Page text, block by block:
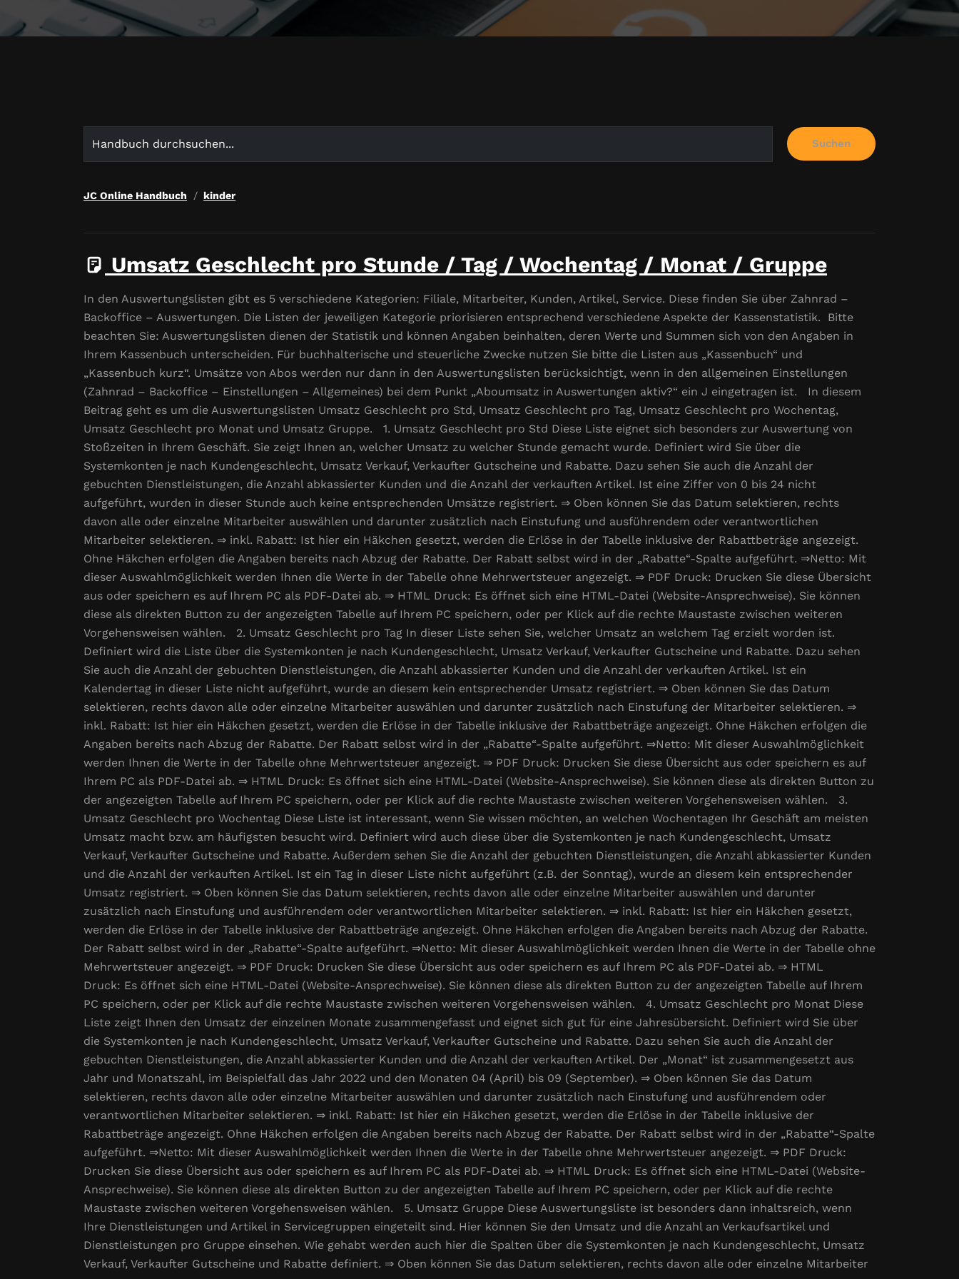
for:
Suchen
JC Online Handbuch kinder
Umsatz Geschlecht pro Stunde / Tag / Wochentag / Monat / Gruppe
In den Auswertungslisten gibt es 5 verschiedene Kategorien: Filiale, Mitarbeiter, Kunden, Artikel, Service. Diese finden Sie über Zahnrad –
Backoffice – Auswertungen. Die Listen der jeweiligen Kategorie priorisieren entsprechend verschiedene Aspekte der Kassenstatistik. Bitte
beachten Sie: Auswertungslisten dienen der Statistik und können Angaben beinhalten, deren Werte und Summen sich von den Angaben in
Ihrem Kassenbuch unterscheiden. Für buchhalterische und steuerliche Zwecke nutzen Sie bitte die Listen aus „Kassenbuch“ und
„Kassenbuch kurz“. Umsätze von Abos werden nur dann in den Auswertungslisten berücksichtigt, wenn in den allgemeinen Einstellungen
(Zahnrad – Backoffice – Einstellungen – Allgemeines) bei dem Punkt „Aboumsatz in Auswertungen aktiv?“ ein J eingetragen ist. In diesem
Beitrag geht es um die Auswertungslisten Umsatz Geschlecht pro Std, Umsatz Geschlecht pro Tag, Umsatz Geschlecht pro Wochentag,
Umsatz Geschlecht pro Monat und Umsatz Gruppe. 1. Umsatz Geschlecht pro Std Diese Liste eignet sich besonders zur Auswertung von
Stoßzeiten in Ihrem Geschäft. Sie zeigt Ihnen an, welcher Umsatz zu welcher Stunde gemacht wurde. Definiert wird Sie über die
Systemkonten je nach Kundengeschlecht, Umsatz Verkauf, Verkaufter Gutscheine und Rabatte. Dazu sehen Sie auch die Anzahl der
gebuchten Dienstleistungen, die Anzahl abkassierter Kunden und die Anzahl der verkauften Artikel. Ist eine Ziffer von 0 bis 24 nicht
aufgeführt, wurden in dieser Stunde auch keine entsprechenden Umsätze registriert. ⇒ Oben können Sie das Datum selektieren, rechts
davon alle oder einzelne Mitarbeiter auswählen und darunter zusätzlich nach Einstufung und ausführendem oder verantwortlichen
Mitarbeiter selektieren. ⇒ inkl. Rabatt: Ist hier ein Häkchen gesetzt, werden die Erlöse in der Tabelle inklusive der Rabattbeträge angezeigt.
Ohne Häkchen erfolgen die Angaben bereits nach Abzug der Rabatte. Der Rabatt selbst wird in der „Rabatte“-Spalte aufgeführt. ⇒Netto: Mit
dieser Auswahlmöglichkeit werden Ihnen die Werte in der Tabelle ohne Mehrwertsteuer angezeigt. ⇒ PDF Druck: Drucken Sie diese Übersicht
aus oder speichern es auf Ihrem PC als PDF-Datei ab. ⇒ HTML Druck: Es öffnet sich eine HTML-Datei (Website-Ansprechweise). Sie können
diese als direkten Button zu der angezeigten Tabelle auf Ihrem PC speichern, oder per Klick auf die rechte Maustaste zwischen weiteren
Vorgehensweisen wählen. 2. Umsatz Geschlecht pro Tag In dieser Liste sehen Sie, welcher Umsatz an welchem Tag erzielt worden ist.
Definiert wird die Liste über die Systemkonten je nach Kundengeschlecht, Umsatz Verkauf, Verkaufter Gutscheine und Rabatte. Dazu sehen
Sie auch die Anzahl der gebuchten Dienstleistungen, die Anzahl abkassierter Kunden und die Anzahl der verkauften Artikel. Ist ein
Kalendertag in dieser Liste nicht aufgeführt, wurde an diesem kein entsprechender Umsatz registriert. ⇒ Oben können Sie das Datum
selektieren, rechts davon alle oder einzelne Mitarbeiter auswählen und darunter zusätzlich nach Einstufung der Mitarbeiter selektieren. ⇒
inkl. Rabatt: Ist hier ein Häkchen gesetzt, werden die Erlöse in der Tabelle inklusive der Rabattbeträge angezeigt. Ohne Häkchen erfolgen die
Angaben bereits nach Abzug der Rabatte. Der Rabatt selbst wird in der „Rabatte“-Spalte aufgeführt. ⇒Netto: Mit dieser Auswahlmöglichkeit
werden Ihnen die Werte in der Tabelle ohne Mehrwertsteuer angezeigt. ⇒ PDF Druck: Drucken Sie diese Übersicht aus oder speichern es auf
Ihrem PC als PDF-Datei ab. ⇒ HTML Druck: Es öffnet sich eine HTML-Datei (Website-Ansprechweise). Sie können diese als direkten Button zu
der angezeigten Tabelle auf Ihrem PC speichern, oder per Klick auf die rechte Maustaste zwischen weiteren Vorgehensweisen wählen. 3.
Umsatz Geschlecht pro Wochentag Diese Liste ist interessant, wenn Sie wissen möchten, an welchen Wochentagen Ihr Geschäft am meisten
Umsatz macht bzw. am häufigsten besucht wird. Definiert wird auch diese über die Systemkonten je nach Kundengeschlecht, Umsatz
Verkauf, Verkaufter Gutscheine und Rabatte. Außerdem sehen Sie die Anzahl der gebuchten Dienstleistungen, die Anzahl abkassierter Kunden
und die Anzahl der verkauften Artikel. Ist ein Tag in dieser Liste nicht aufgeführt (z.B. der Sonntag), wurde an diesem kein entsprechender
Umsatz registriert. ⇒ Oben können Sie das Datum selektieren, rechts davon alle oder einzelne Mitarbeiter auswählen und darunter
zusätzlich nach Einstufung und ausführendem oder verantwortlichen Mitarbeiter selektieren. ⇒ inkl. Rabatt: Ist hier ein Häkchen gesetzt,
werden die Erlöse in der Tabelle inklusive der Rabattbeträge angezeigt. Ohne Häkchen erfolgen die Angaben bereits nach Abzug der Rabatte.
Der Rabatt selbst wird in der „Rabatte“-Spalte aufgeführt. ⇒Netto: Mit dieser Auswahlmöglichkeit werden Ihnen die Werte in der Tabelle ohne
Mehrwertsteuer angezeigt. ⇒ PDF Druck: Drucken Sie diese Übersicht aus oder speichern es auf Ihrem PC als PDF-Datei ab. ⇒ HTML
Druck: Es öffnet sich eine HTML-Datei (Website-Ansprechweise). Sie können diese als direkten Button zu der angezeigten Tabelle auf Ihrem
PC speichern, oder per Klick auf die rechte Maustaste zwischen weiteren Vorgehensweisen wählen. 4. Umsatz Geschlecht pro Monat Diese
Liste zeigt Ihnen den Umsatz der einzelnen Monate zusammengefasst und eignet sich gut für eine Jahresübersicht. Definiert wird Sie über
die Systemkonten je nach Kundengeschlecht, Umsatz Verkauf, Verkaufter Gutscheine und Rabatte. Dazu sehen Sie auch die Anzahl der
gebuchten Dienstleistungen, die Anzahl abkassierter Kunden und die Anzahl der verkauften Artikel. Der „Monat“ ist zusammengesetzt aus
Jahr und Monatszahl, im Beispielfall das Jahr 2022 und den Monaten 04 (April) bis 09 (September). ⇒ Oben können Sie das Datum
selektieren, rechts davon alle oder einzelne Mitarbeiter auswählen und darunter zusätzlich nach Einstufung und ausführendem oder
verantwortlichen Mitarbeiter selektieren. ⇒ inkl. Rabatt: Ist hier ein Häkchen gesetzt, werden die Erlöse in der Tabelle inklusive der
Rabattbeträge angezeigt. Ohne Häkchen erfolgen die Angaben bereits nach Abzug der Rabatte. Der Rabatt selbst wird in der „Rabatte“-Spalte
aufgeführt. ⇒Netto: Mit dieser Auswahlmöglichkeit werden Ihnen die Werte in der Tabelle ohne Mehrwertsteuer angezeigt. ⇒ PDF Druck:
Drucken Sie diese Übersicht aus oder speichern es auf Ihrem PC als PDF-Datei ab. ⇒ HTML Druck: Es öffnet sich eine HTML-Datei (Website-
Ansprechweise). Sie können diese als direkten Button zu der angezeigten Tabelle auf Ihrem PC speichern, oder per Klick auf die rechte
Maustaste zwischen weiteren Vorgehensweisen wählen. 5. Umsatz Gruppe Diese Auswertungsliste ist besonders dann inhaltsreich, wenn
Ihre Dienstleistungen und Artikel in Servicegruppen eingeteilt sind. Hier können Sie den Umsatz und die Anzahl an Verkaufsartikel und
Dienstleistungen pro Gruppe einsehen. Wie gehabt werden auch hier die Spalten über die Systemkonten je nach Kundengeschlecht, Umsatz
Verkauf, Verkaufter Gutscheine und Rabatte definiert. ⇒ Oben können Sie das Datum selektieren, rechts davon alle oder einzelne Mitarbeiter